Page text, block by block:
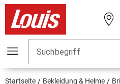
Suchbegriff
Startseite Bekleidung & Helme